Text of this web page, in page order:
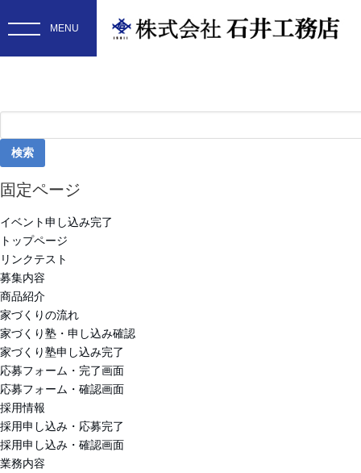
索:
固定ページ
イベント申し込み完了
トップページ
リンクテスト
募集内容
商品紹介
家づくりの流れ
家づくり塾・申し込み確認
家づくり塾申し込み完了
応募フォーム・完了画面
応募フォーム・確認画面
採用情報
採用申し込み・応募完了
採用申し込み・確認画面
業務内容